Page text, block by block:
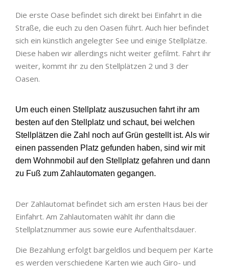
Die erste Oase befindet sich direkt bei Einfahrt in die
Straße, die euch zu den Oasen führt. Auch hier befindet
sich ein künstlich angelegter See und einige Stellplätze.
Diese haben wir allerdings nicht weiter gefilmt. Fahrt ihr
weiter, kommt ihr zu den Stellplätzen 2 und 3 der
Oasen.
Um euch einen Stellplatz auszusuchen fahrt ihr am
besten auf den Stellplatz und schaut, bei welchen
Stellplätzen die Zahl noch auf Grün gestellt ist. Als wir
einen passenden Platz gefunden haben, sind wir mit
dem Wohnmobil auf den Stellplatz gefahren und dann
zu Fuß zum Zahlautomaten gegangen.
Der Zahlautomat befindet sich am ersten Haus bei der
Einfahrt. Am Zahlautomaten wählt ihr dann die
Stellplatznummer aus sowie eure Aufenthaltsdauer.
Die Bezahlung erfolgt bargeldlos und bequem per Karte
es werden verschiedene Karten wie auch Giro- und